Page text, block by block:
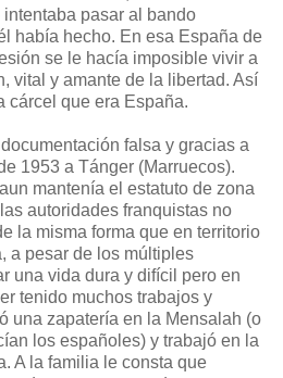
pasar al bando
había hecho. En esa España de
se le hacía imposible vivir a
vital y amante de la libertad. Así
cárcel que era España.
falsa y gracias a
1953 a Tánger (Marruecos).
mantenía el estatuto de zona
autoridades franquistas no
la misma forma que en territorio
a pesar de los múltiples
una vida dura y difícil pero en
tenido muchos trabajos y
una zapatería en la Mensalah (o
los españoles) y trabajó en la
A la familia le consta que